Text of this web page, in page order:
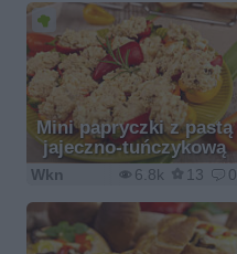
Mini papryczki z pastą
jajeczno-tuńczykową
6.8k 13 0
Wkn